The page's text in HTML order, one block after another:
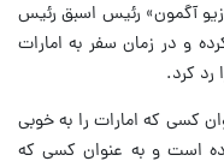
آگمون» رئیس اسبق رئیس
و در زمان سفر به امارات
رد کرد.
کسی که امارات را به خوبی
است و به عنوان کسی که